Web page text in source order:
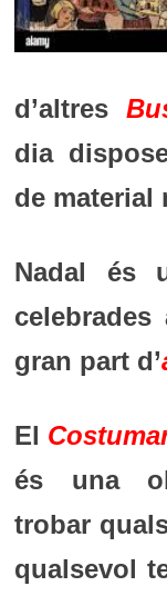
d’altres
dia
de material
Nadal és
gran part d’
El
és una
trobar
qualsevol